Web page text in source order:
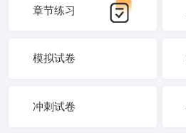
章节练习
模拟试卷
冲刺试卷